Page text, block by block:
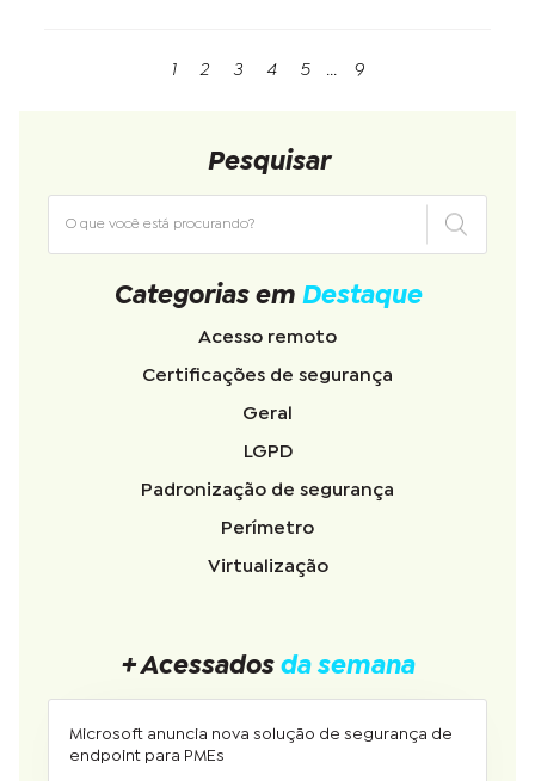
1 2 3 4 5 9
Pesquisar
Categorias em Destaque
Acesso remoto
Certificações de segurança
Geral
LGPD
Padronização de segurança
Perímetro
Virtualização
+ Acessados da semana
Microsoft anuncia nova solução de segurança de
endpoint para PMEs